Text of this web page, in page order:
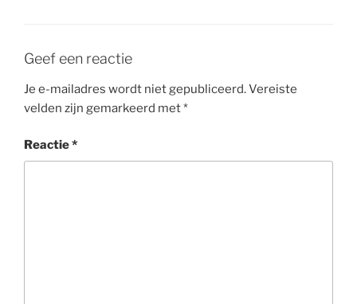
Geef een reactie
Je e-mailadres wordt niet gepubliceerd.Vereiste
velden zijn gemarkeerd met*
Reactie*